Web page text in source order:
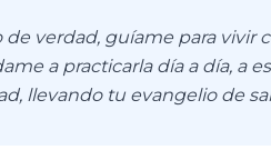
verdad, guíame para vivir
a practicarla día a día, a
llevando tu evangelio de